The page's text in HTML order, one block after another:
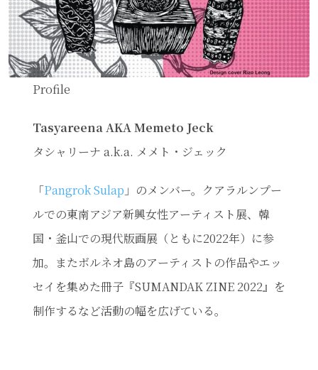
Profile
Tasyareena AKA Memeto Jeck
タシャリーナ a.k.a. メメト・ジェック
「Pangrok Sulap 」のメンバー。クアラルンプー
ルでの東南アジア新興女性アーティスト展、韓
国・釜山での現代版画展（ともに2022年）に参
加。またボルネオ島のアーティストの作品やエッ
セイを集めた冊子『SUMANDAK ZINE 2022』を
制作するなど活動の幅を広げている。